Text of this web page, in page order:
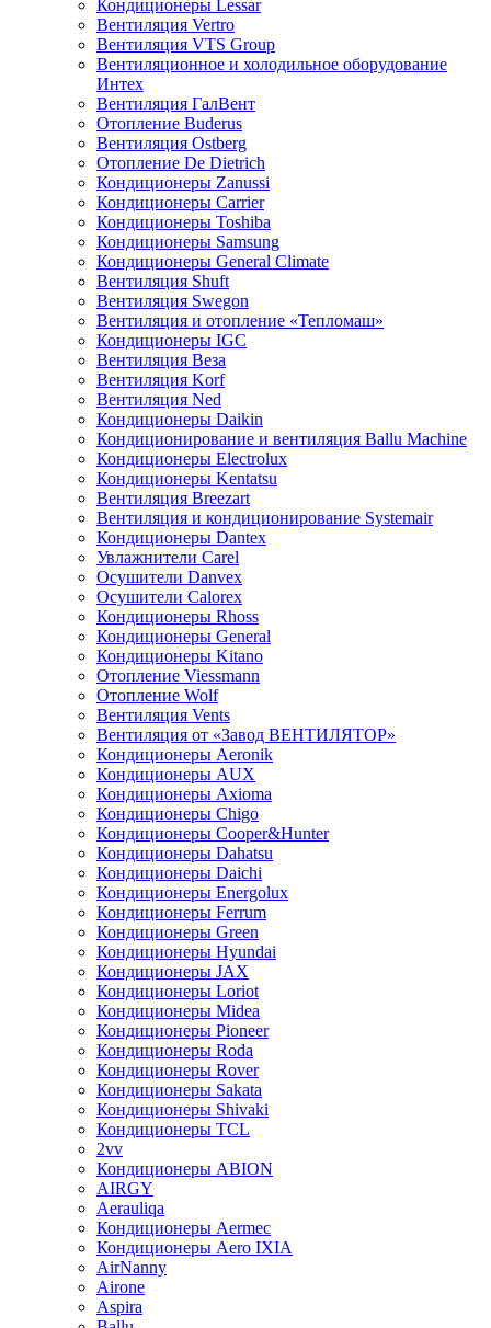
Кондиционеры Lessar
Вентиляция Vertro
Вентиляция VTS Group
Вентиляционное и холодильное оборудование
Интех
Вентиляция ГалВент
Отопление Buderus
Вентиляция Ostberg
Отопление De Dietrich
Кондиционеры Zanussi
Кондиционеры Carrier
Кондиционеры Toshiba
Кондиционеры Samsung
Кондиционеры General Climate
Вентиляция Shuft
Вентиляция Swegon
Вентиляция и отопление «Тепломаш»
Кондиционеры IGC
Вентиляция Веза
Вентиляция Korf
Вентиляция Ned
Кондиционеры Daikin
Кондиционирование и вентиляция Ballu Machine
Кондиционеры Electrolux
Кондиционеры Kentatsu
Вентиляция Breezart
Вентиляция и кондиционирование Systemair
Кондиционеры Dantex
Увлажнители Carel
Осушители Danvex
Осушители Calorex
Кондиционеры Rhoss
Кондиционеры General
Кондиционеры Kitano
Отопление Viessmann
Отопление Wolf
Вентиляция Vents
Вентиляция от «Завод ВЕНТИЛЯТОР»
Кондиционеры Aeronik
Кондиционеры AUX
Кондиционеры Axioma
Кондиционеры Chigo
Кондиционеры Cooper&Hunter
Кондиционеры Dahatsu
Кондиционеры Daichi
Кондиционеры Energolux
Кондиционеры Ferrum
Кондиционеры Green
Кондиционеры Hyundai
Кондиционеры JAX
Кондиционеры Loriot
Кондиционеры Midea
Кондиционеры Pioneer
Кондиционеры Roda
Кондиционеры Rover
Кондиционеры Sakata
Кондиционеры Shivaki
Кондиционеры TCL
2vv
Кондиционеры ABION
AIRGY
Aerauliqa
Кондиционеры Aermec
Кондиционеры Aero IXIA
AirNanny
Airone
Aspira